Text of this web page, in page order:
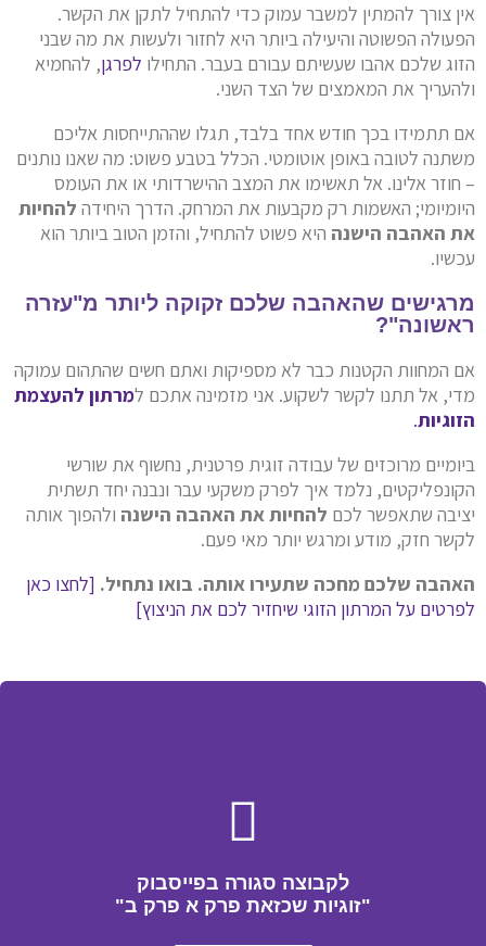
אין צורך להמתין למשבר עמוק כדי להתחיל לתקן את הקשר.
הפעולה הפשוטה והיעילה ביותר היא לחזור ולעשות את מה שבני
הזוג שלכם אהבו שעשיתם עבורם בעבר. התחילו לפרגן, להחמיא
ולהעריך את המאמצים של הצד השני.
אם תתמידו בכך חודש אחד בלבד, תגלו שההתייחסות אליכם
משתנה לטובה באופן אוטומטי. הכלל בטבע פשוט: מה שאנו נותנים
– חוזר אלינו. אל תאשימו את המצב ההישרדותי או את העומס
היומיומי; האשמות רק מקבעות את המרחק. הדרך היחידה להחיות
את האהבה הישנה היא פשוט להתחיל, והזמן הטוב ביותר הוא
עכשיו.
מרגישים שהאהבה שלכם זקוקה ליותר מ"עזרה
ראשונה"?
אם המחוות הקטנות כבר לא מספיקות ואתם חשים שהתהום עמוקה
מדי, אל תתנו לקשר לשקוע. אני מזמינה אתכם למרתון להעצמת
הזוגיות.
ביומיים מרוכזים של עבודה זוגית פרטנית, נחשוף את שורשי
הקונפליקטים, נלמד איך לפרק משקעי עבר ונבנה יחד תשתית
יציבה שתאפשר לכם להחיות את האהבה הישנה ולהפוך אותה
לקשר חזק, מודע ומרגש יותר מאי פעם.
האהבה שלכם מחכה שתעירו אותה. בואו נתחיל. [לחצו כאן
לפרטים על המרתון הזוגי שיחזיר לכם את הניצוץ]
לקבוצה סגורה בפייסבוק
"זוגיות שכזאת פרק א פרק ב"